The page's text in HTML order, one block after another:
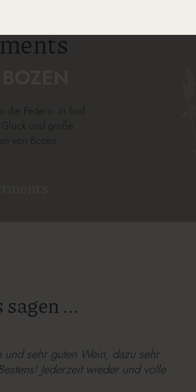
die Federn. In fünf
und große
von Bozen.
...
sehr guten Wein, dazu sehr
Jederzeit wieder und volle